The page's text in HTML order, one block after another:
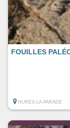
FOUILLES
HURES-LA-PARADE